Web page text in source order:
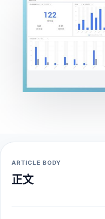
ARTICLE BODY
正文